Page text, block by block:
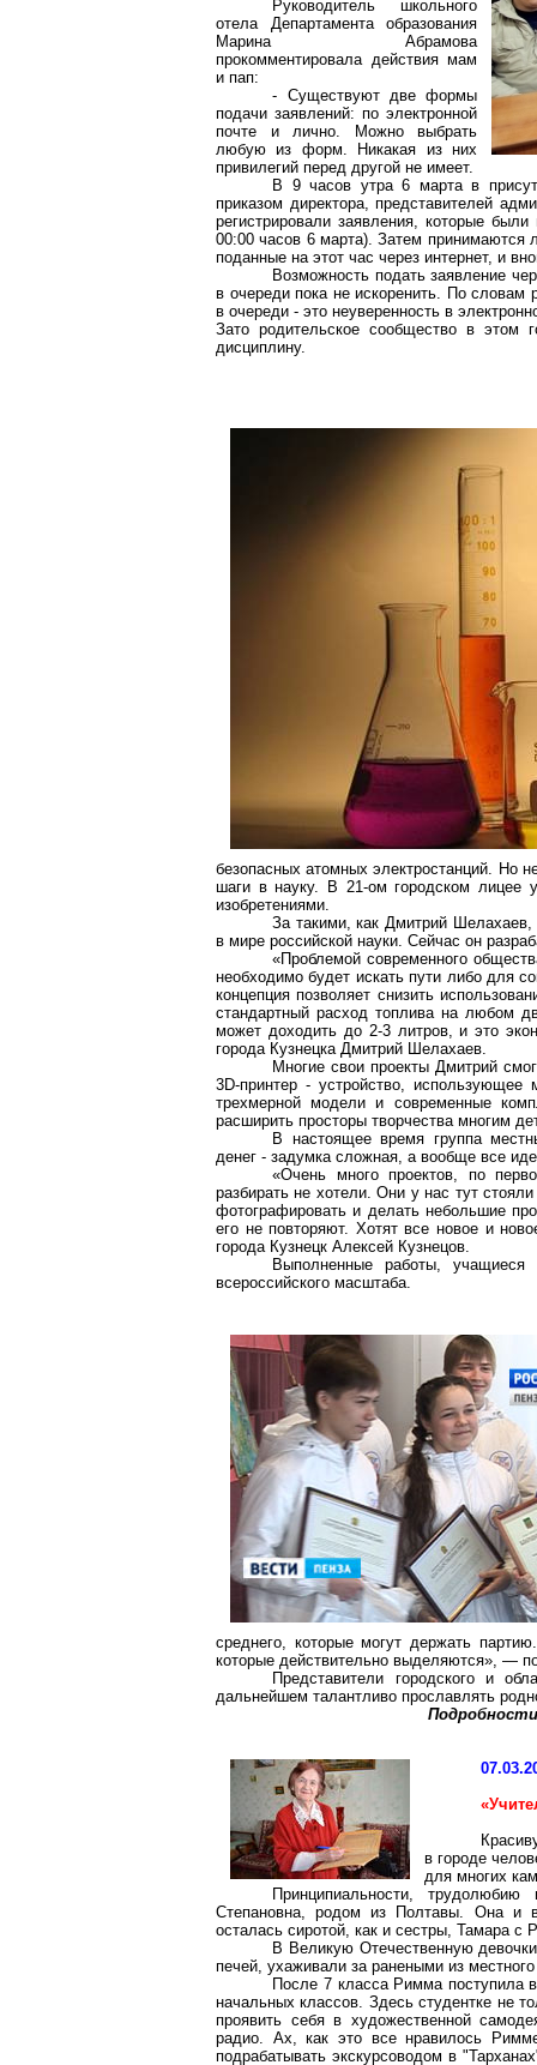
Руководитель школьного
отела Департамента образования
Марина Абрамова
прокомментировала действия мам
и пап:
- Существуют две формы
подачи заявлений: по электронной
почте и лично. Можно выбрать
любую из форм. Никакая из них
привилегий перед другой не имеет.
В 9 часов утра 6 марта в
приказом директора, представителей
регистрировали заявления, которые
00:00 часов 6 марта). Затем принимаются
поданные на этот час через интернет, и
Возможность подать заявление
в очереди пока не искоренить. По словам
в очереди - это неуверенность в
Зато родительское сообщество в этом
дисциплину.
безопасных атомных электростанций. Но
шаги в науку. В 21-ом городском лицее
изобретениями.
За такими, как Дмитрий Шелахаев,
в мире российской науки. Сейчас он
«Проблемой современного
необходимо будет искать пути либо для
концепция позволяет снизить
стандартный расход топлива на любом
может доходить до 2-3 литров, и это
города Кузнецка Дмитрий Шелахаев.
Многие свои проекты Дмитрий
3D-принтер - устройство, использующее
трехмерной модели и современные
расширить просторы творчества многим
В настоящее время группа
денег - задумка сложная, а вообще все
«Очень много проектов, по
разбирать не хотели. Они у нас тут
фотографировать и делать небольшие
его не повторяют. Хотят все новое и
города Кузнецк Алексей Кузнецов.
Выполненные работы,
всероссийского масштаба.
среднего, которые могут держать
которые действительно выделяются», —
Представители городского и
дальнейшем талантливо прославлять
в городе
для многих
Принципиальности,
Степановна, родом из Полтавы. Она и
осталась сиротой, как и сестры, Тамара
В Великую Отечественную
печей, ухаживали за ранеными из
После 7 класса Римма поступила
начальных классов. Здесь студентке не
проявить себя в художественной
радио. Ах, как это все нравилось
подрабатывать экскурсоводом в